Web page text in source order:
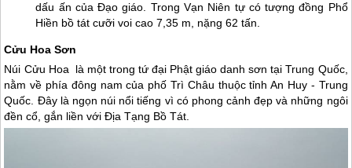
dấu ấn của Đạo giáo. Trong Vạn Niên tự có tượng đồng Phổ
Hiền bồ tát cưỡi voi cao 7,35 m, nặng 62 tấn.
Cửu Hoa Sơn
Núi Cửu Hoa là một trong tứ đại Phật giáo danh sơn tạiTrung Quốc,
nằm về phía đông nam của phố Trì Châu thuộc tỉnh An Huy - Trung
Quốc . Đây là ngọn núi nổi tiếng vì có phong cảnh đẹp và những ngôi
đền cổ, gắn liền với Địa Tạng Bồ Tát.